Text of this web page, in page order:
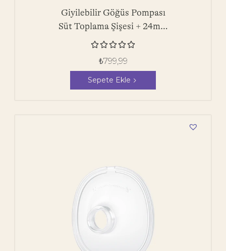
Giyilebilir Göğüs Pompası
Süt Toplama Şişesi + 24mm
Göğüs Yastığı + Diyafram

₺799,99
Sepete Ekle